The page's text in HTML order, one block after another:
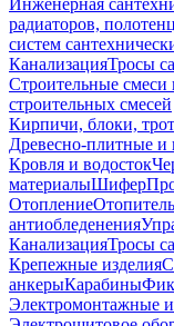
Инженерная
радиаторов,
систем
КанализацияТросы
Строительные смеси
строительных смесей
Кирпичи, блоки,
Древесно-плитные и
Кровля и водосток
материалыШифер
Отопление
антиобледенения
КанализацияТросы
Крепежные изделия
анкерыКарабины
Электромонтажные